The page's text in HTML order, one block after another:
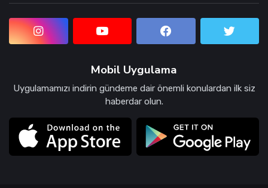
Mobil Uygulama
Uygulamamızı indirin gündeme dair önemli konulardan ilk siz
haberdar olun.